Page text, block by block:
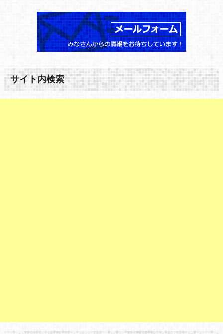
サイト内検索